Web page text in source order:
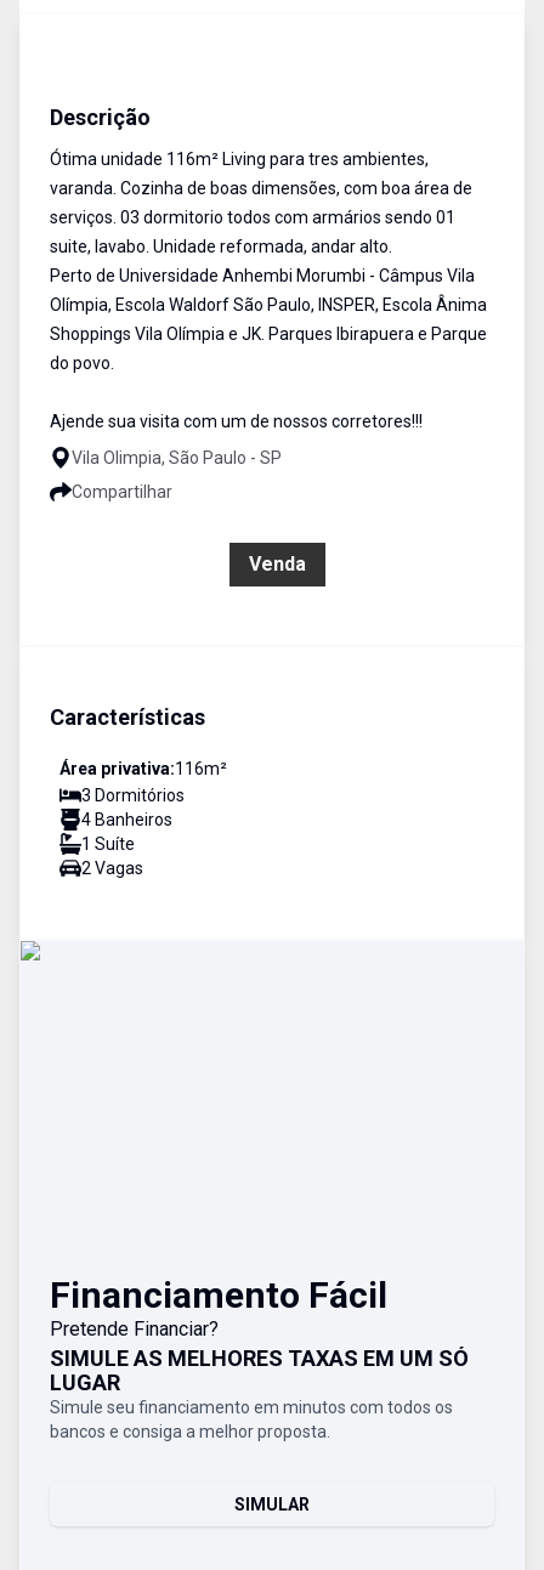
Descrição
Ótima unidade 116m² Living para tres ambientes,
varanda. Cozinha de boas dimensões, com boa área de
serviços. 03 dormitorio todos com armários sendo 01
suite, lavabo. Unidade reformada, andar alto.
Perto de Universidade Anhembi Morumbi - Câmpus Vila
Olímpia, Escola Waldorf São Paulo, INSPER, Escola Ânima
Shoppings Vila Olímpia e JK. Parques Ibirapuera e Parque
do povo.
Ajende sua visita com um de nossos corretores!!!
Vila Olimpia, São Paulo - SP
Compartilhar
Venda
Características
Área privativa:116m²
3 Dormitórios
4 Banheiros
1 Suíte
2 Vagas
Financiamento Fácil
Pretende Financiar?
SIMULE AS MELHORES TAXAS EM UM SÓ
LUGAR
Simule seu financiamento em minutos com todos os
bancos e consiga a melhor proposta.
SIMULAR